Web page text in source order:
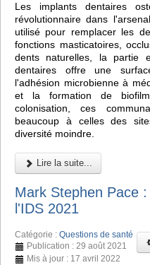
Les implants dentaires
révolutionnaire dans
utilisé pour remplacer les
fonctions masticatoires,
dents naturelles, la partie
dentaires offre une
l'adhésion microbienne à
et la formation de
colonisation, ces
beaucoup à celles des
diversité moindre.
Lire la suite...
Mark Stephen Pace
l'IDS 2021
Catégorie : Questions de santé
Publication : 29 août 2021
Mis à jour : 17 avril 2022